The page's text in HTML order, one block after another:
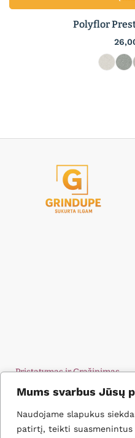
Mums svarbus Jūsų
Naudojame slapukus
patirtį, teikti
Polyflor
Pristatymas ir Grąžinimas
Privatumo politika